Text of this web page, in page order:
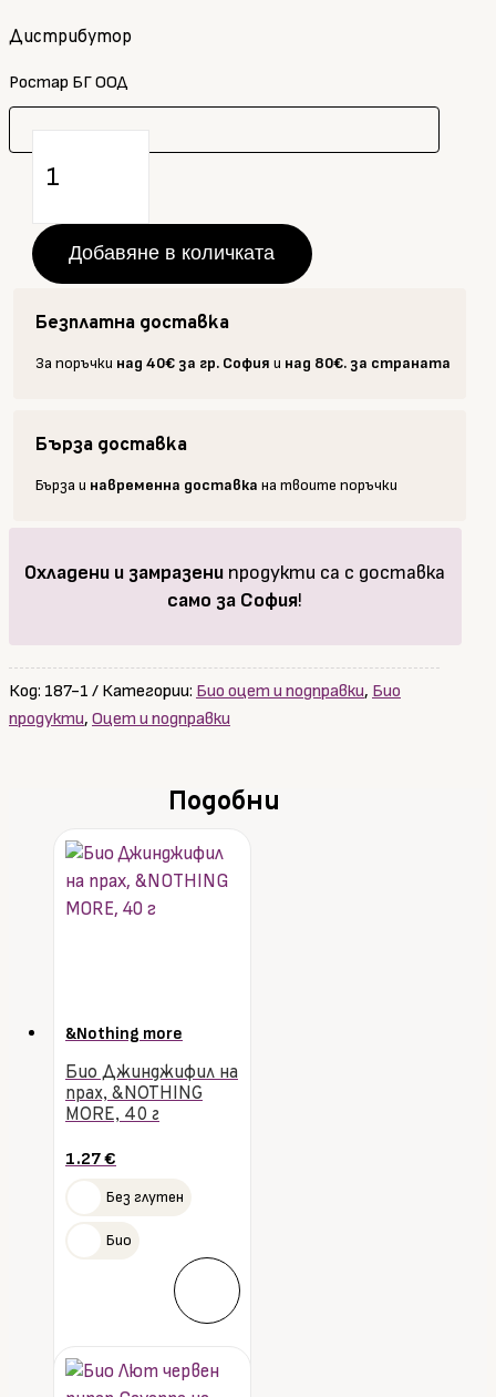
Дистрибутор
Ростар БГ ООД
за
Канела
на
прах,
MORE,
40
Добавяне в количката
Безплатна доставка
За поръчки над 40€ за гр. София и над 80€. за страната
Бърза доставка
Бърза и навременна доставка на твоите поръчки
Охладени и замразени продукти са с доставка
само за София!
Код: 187-1 Категории: Био оцет и подправки, Био
продукти, Оцет и подправки
Подобни
&Nothing more
Био Джинджифил на
прах, &NOTHING
MORE, 40 г
1.27€
Без глутен
Био